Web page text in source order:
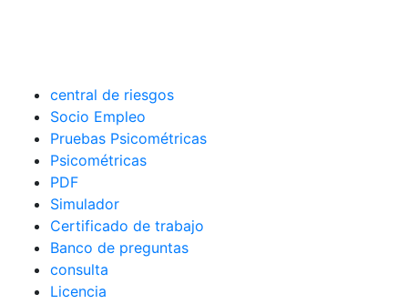
central de riesgos
Socio Empleo
Pruebas Psicométricas
Psicométricas
PDF
Simulador
Certificado de trabajo
Banco de preguntas
consulta
Licencia